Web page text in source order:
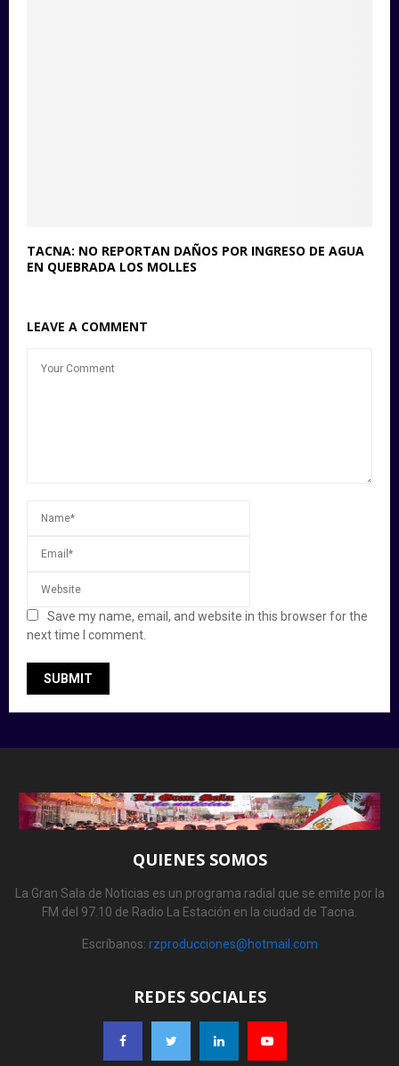
TACNA: NO REPORTAN DAÑOS POR INGRESO DE AGUA
EN QUEBRADA LOS MOLLES
LEAVE A COMMENT
Save my name, email, and website in this browser for the
next time I comment.
QUIENES SOMOS
La Gran Sala de Noticias es un programa radial que se emite por la
FM del 97.10 de Radio La Estación en la ciudad de Tacna.
Escríbanos: rzproducciones@hotmail.com
REDES SOCIALES